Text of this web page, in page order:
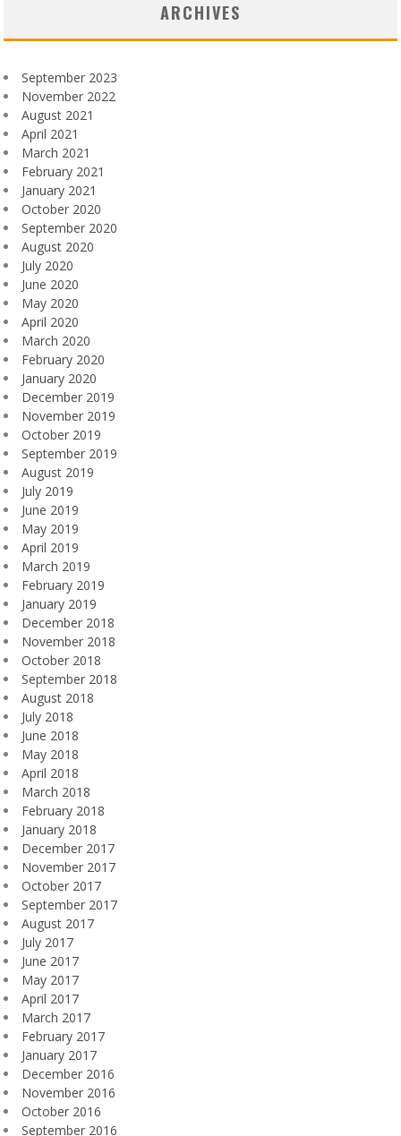
ARCHIVES
September 2023
November 2022
August 2021
April 2021
March 2021
February 2021
January 2021
October 2020
September 2020
August 2020
July 2020
June 2020
May 2020
April 2020
March 2020
February 2020
January 2020
December 2019
November 2019
October 2019
September 2019
August 2019
July 2019
June 2019
May 2019
April 2019
March 2019
February 2019
January 2019
December 2018
November 2018
October 2018
September 2018
August 2018
July 2018
June 2018
May 2018
April 2018
March 2018
February 2018
January 2018
December 2017
November 2017
October 2017
September 2017
August 2017
July 2017
June 2017
May 2017
April 2017
March 2017
February 2017
January 2017
December 2016
November 2016
October 2016
September 2016